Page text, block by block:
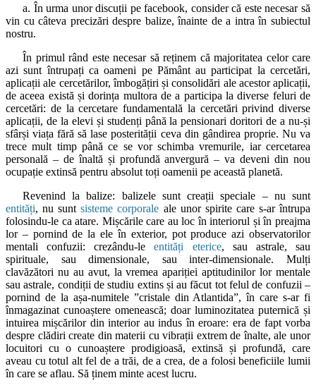
a. În urma unor discuții pe facebook, consider că este necesar să
vin cu câteva precizări despre balize, înainte de a intra în subiectul
nostru.
În primul rând este necesar să reținem că majoritatea celor care
azi sunt întrupați ca oameni pe Pământ au participat la cercetări,
aplicații ale cercetărilor, îmbogățiri și consolidări ale acestor aplicații,
de aceea există și dorința multora de a participa la diverse feluri de
cercetări: de la cercetare fundamentală la cercetări privind diverse
aplicații, de la elevi și studenți până la pensionari doritori de a nu-și
sfârși viața fără să lase posterității ceva din gândirea proprie. Nu va
trece mult timp până ce se vor schimba vremurile, iar cercetarea
personală – de înaltă și profundă anvergură – va deveni din nou
ocupație extinsă pentru absolut toți oamenii pe această planetă.
Revenind la balize: balizele sunt creații speciale – nu sunt
entități, nu suntsisteme corporale ale unor spirite care s-ar întrupa
folosindu-le ca atare. Mișcările care au loc în interiorul și în preajma
lor – pornind de la ele în exterior, pot produce azi observatorilor
mentali confuzii: crezându-leentități eterice, sau astrale, sau
spirituale, sau dimensionale, sau inter-dimensionale. Mulți
clavăzători nu au avut, la vremea apariției aptitudinilor lor mentale
sau astrale, condiții de studiu extins și au făcut tot felul de confuzii –
pornind de la așa-numitele ”cristale din Atlantida”, în care s-ar fi
înmagazinat cunoaștere omenească; doar luminozitatea puternică și
intuirea mișcărilor din interior au indus în eroare: era de fapt vorba
despre clădiri create din materii cu vibrații extrem de înalte, ale unor
locuitori cu o cunoaștere prodigioasă, extinsă și profundă, care
aveau cu totul alt fel de a trăi, de a crea, de a folosi beneficiile lumii
în care se aflau. Să ținem minte acest lucru.